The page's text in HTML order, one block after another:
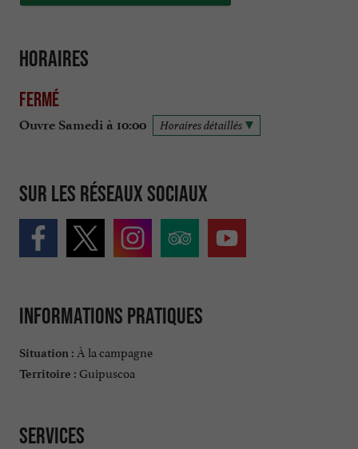
Horaires
Fermé
Ouvre Samedi à 10:00 Horaires détaillés
Sur les réseaux sociaux
Informations pratiques
Situation : À la campagne
Territoire : Guipuscoa
Services